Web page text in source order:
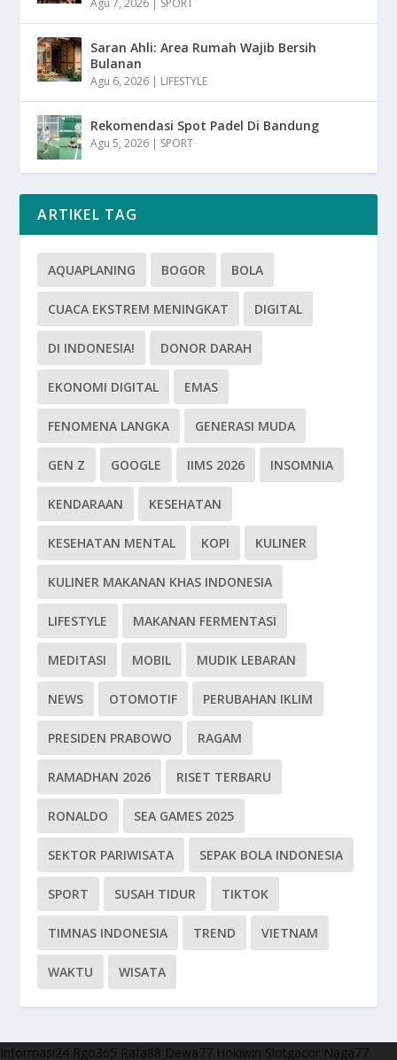
Agu 7, 2026 | SPORT
Saran Ahli: Area Rumah Wajib Bersih
Bulanan
Agu 6, 2026 | LIFESTYLE
Rekomendasi Spot Padel Di Bandung
Agu 5, 2026 | SPORT
ARTIKEL TAG
AQUAPLANING BOGOR BOLA
CUACA EKSTREM MENINGKAT DIGITAL
DI INDONESIA! DONOR DARAH
EKONOMI DIGITAL EMAS
FENOMENA LANGKA GENERASI MUDA
GEN Z GOOGLE IIMS 2026 INSOMNIA
KENDARAAN KESEHATAN
KESEHATAN MENTAL KOPI KULINER
KULINER MAKANAN KHAS INDONESIA
LIFESTYLE MAKANAN FERMENTASI
MEDITASI MOBIL MUDIK LEBARAN
NEWS OTOMOTIF PERUBAHAN IKLIM
PRESIDEN PRABOWO RAGAM
RAMADHAN 2026 RISET TERBARU
RONALDO SEA GAMES 2025
SEKTOR PARIWISATA SEPAK BOLA INDONESIA
SPORT SUSAH TIDUR TIKTOK
TIMNAS INDONESIA TREND VIETNAM
WAKTU WISATA
Informasi24 Rgo365 Rafa88 Dewa77 Hokiwin Slotgacor Naga77